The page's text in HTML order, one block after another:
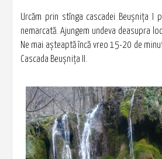
Urcăm prin stînga cascadei Beușnița I
nemarcată. Ajungem undeva deasupra
Ne mai așteaptă încă vreo 15-20 de
Cascada Beușnița II.